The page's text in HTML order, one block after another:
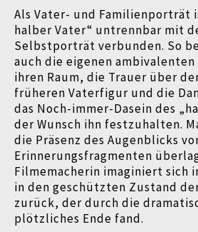
Als Vater- und Familienporträt
halber Vater“ untrennbar mit
Selbstporträt verbunden. So
auch die eigenen
ihren Raum, die Trauer über
früheren Vaterfigur und die
das Noch-immer-Dasein des
der Wunsch ihn festzuhalten.
die Präsenz des Augenblicks
Erinnerungsfragmenten
Filmemacherin imaginiert sich
in den geschützten Zustand
zurück, der durch die
plötzliches Ende fand.